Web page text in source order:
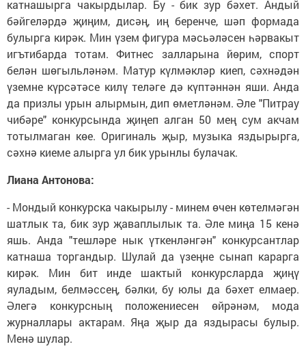
катнашырга чакырдылар. Бу - бик зур бәхет. Андый
бәйгеләрдә җиңим, дисәң, иң беренче, шәп формада
булырга кирәк. Мин үзем фигура мәсьәләсен һәрвакыт
игътибарда тотам. Фитнес залларына йөрим, спорт
белән шөгыльләнәм. Матур күлмәкләр киеп, сәхнәдән
үземне күрсәтәсе килү теләге дә күптәннән яши. Анда
да призлы урын алырмын, дип өметләнәм. Әле "Питрау
чибәре" конкурсында җиңеп алган 50 мең сум акчам
тотылмаган көе. Оригиналь җыр, музыка яздырырга,
сәхнә киеме алырга ул бик урынлы булачак.
Лиана Антонова:
- Мондый конкурска чакырылу - минем өчен көтелмәгән
шатлык та, бик зур җаваплылык та. Әле миңа 15 кенә
яшь. Анда "тешләре нык үткенләнгән" конкурсантлар
катнаша торгандыр. Шулай да үзеңне сынап карарга
кирәк. Мин бит инде шактый конкурсларда җиңү
яуладым, белмәссең, бәлки, бу юлы да бәхет елмаер.
Әлегә конкурсның положениесен өйрәнәм, мода
журналлары актарам. Яңа җыр да яздырасы булыр.
Менә шулар.